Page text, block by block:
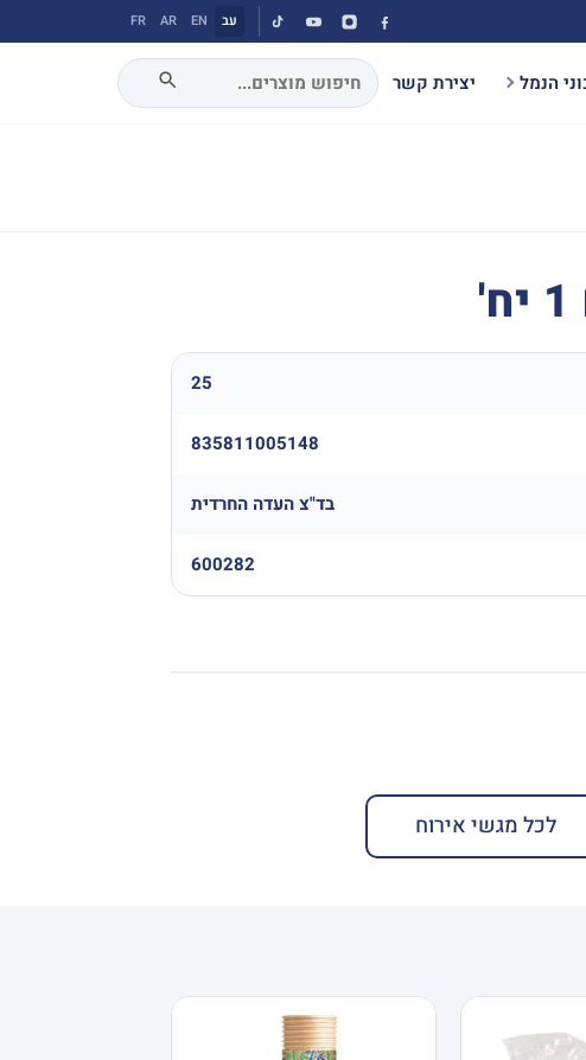
עב EN
AR
FR
הנמל יצירת קשר
25
835811005148
בד"צ העדה החרדית
600282
לכל מגשי אירוח